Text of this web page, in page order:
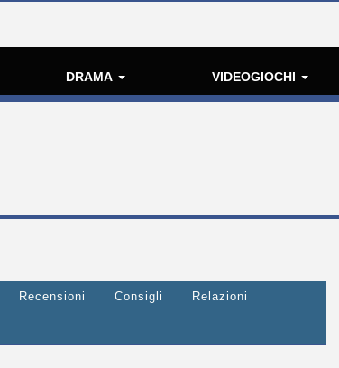
DRAMA VIDEOGIOCHI
Recensioni Consigli Relazioni